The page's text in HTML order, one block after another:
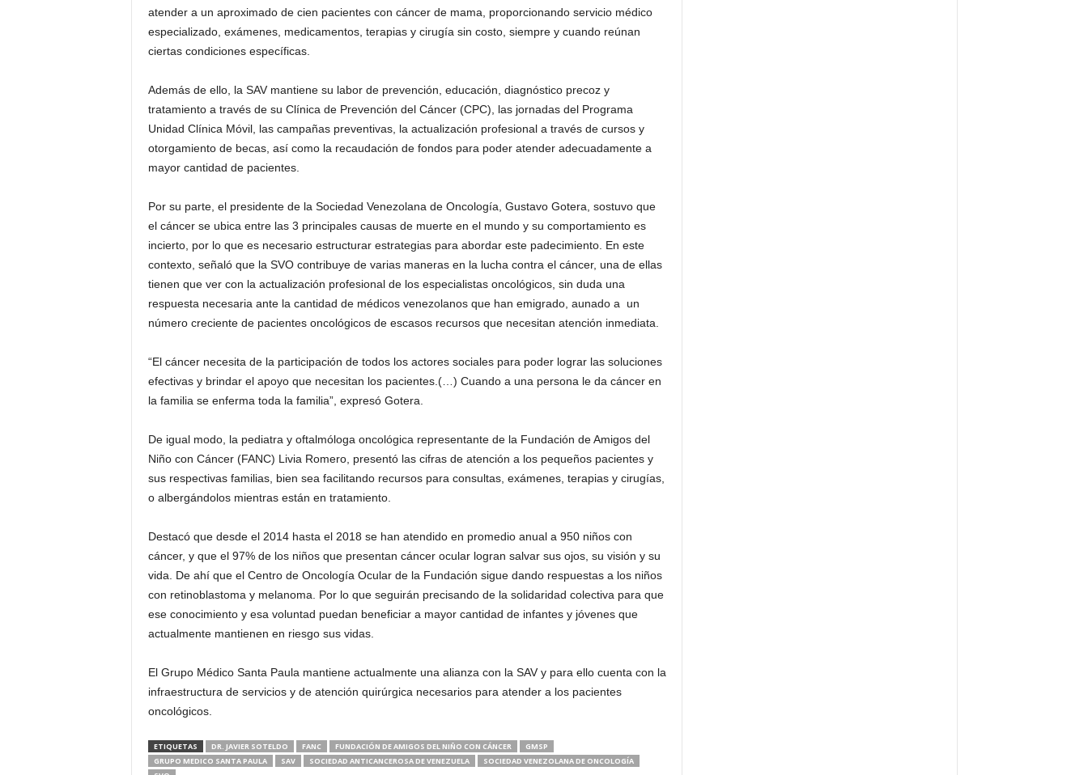
atender a un aproximado de cien pacientes con cáncer de mama, proporcionando servicio médico
especializado, exámenes, medicamentos, terapias y cirugía sin costo, siempre y cuando reúnan
ciertas condiciones específicas.
Además de ello, la SAV mantiene su labor de prevención, educación, diagnóstico precoz y
tratamiento a través de su Clínica de Prevención del Cáncer (CPC), las jornadas del Programa
Unidad Clínica Móvil, las campañas preventivas, la actualización profesional a través de cursos y
otorgamiento de becas, así como la recaudación de fondos para poder atender adecuadamente a
mayor cantidad de pacientes.
Por su parte, el presidente de la Sociedad Venezolana de Oncología, Gustavo Gotera, sostuvo que
el cáncer se ubica entre las 3 principales causas de muerte en el mundo y su comportamiento es
incierto, por lo que es necesario estructurar estrategias para abordar este padecimiento. En este
contexto, señaló que la SVO contribuye de varias maneras en la lucha contra el cáncer, una de ellas
tienen que ver con la actualización profesional de los especialistas oncológicos, sin duda una
respuesta necesaria ante la cantidad de médicos venezolanos que han emigrado, aunado a un
número creciente de pacientes oncológicos de escasos recursos que necesitan atención inmediata.
“El cáncer necesita de la participación de todos los actores sociales para poder lograr las soluciones
efectivas y brindar el apoyo que necesitan los pacientes.(…) Cuando a una persona le da cáncer en
la familia se enferma toda la familia”, expresó Gotera.
De igual modo, la pediatra y oftalmóloga oncológica representante de la Fundación de Amigos del
Niño con Cáncer (FANC) Livia Romero, presentó las cifras de atención a los pequeños pacientes y
sus respectivas familias, bien sea facilitando recursos para consultas, exámenes, terapias y cirugías,
o albergándolos mientras están en tratamiento.
Destacó que desde el 2014 hasta el 2018 se han atendido en promedio anual a 950 niños con
cáncer, y que el 97% de los niños que presentan cáncer ocular logran salvar sus ojos, su visión y su
vida. De ahí que el Centro de Oncología Ocular de la Fundación sigue dando respuestas a los niños
con retinoblastoma y melanoma. Por lo que seguirán precisando de la solidaridad colectiva para que
ese conocimiento y esa voluntad puedan beneficiar a mayor cantidad de infantes y jóvenes que
actualmente mantienen en riesgo sus vidas.
El Grupo Médico Santa Paula mantiene actualmente una alianza con la SAV y para ello cuenta con la
infraestructura de servicios y de atención quirúrgica necesarios para atender a los pacientes
oncológicos.
ETIQUETAS DR. JAVIER SOTELDO FANC FUNDACIÓN DE AMIGOS DEL NIÑO CON CÁNCER
GMSP
GRUPO MEDICO SANTA PAULA
SAV SOCIEDAD ANTICANCEROSA DE VENEZUELA
SOCIEDAD VENEZOLANA DE ONCOLOGÍA